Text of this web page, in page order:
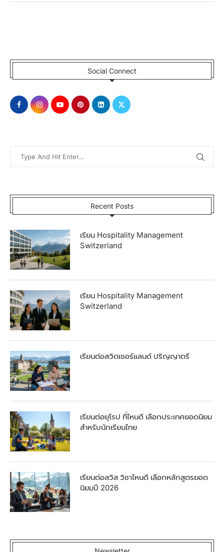
Social Connect
Recent Posts
เรียน Hospitality Management
Switzerland
เรียน Hospitality Management
Switzerland
เรียนต่อสวิตเซอร์แลนด์ ปริญญาตรี
เรียนต่อยุโรป ที่ไหนดี เลือกประเทศยอดนิยม
สำหรับนักเรียนไทย
เรียนต่อสวิส วิชาไหนดี เลือกหลักสูตรยอด
นิยมปี 2026